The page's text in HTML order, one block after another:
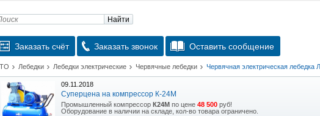
Найти
Заказать счёт Заказать звонок Оставить сообщение
Лебедки Лебедки электрические Червячные лебедки Червячная электрическая лебедка
09.11.2018
Суперцена на компрессор К-24М
Промышленный компрессор К24М по цене 48 500 руб!
Оборудование в наличии на складе, кол-во товара ограничено.